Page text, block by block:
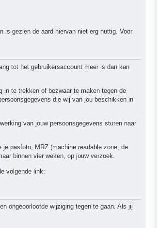
is gezien de aard hiervan niet erg nuttig. Voor
tot het gebruikersaccount meer is dan kan
in te trekken of bezwaar te maken tegen de
die wij van jou beschikken in
van jouw persoonsgegevens sturen naar
pasfoto, MRZ (machine readable zone, de
binnen vier weken, op jouw verzoek.
volgende link:
ongeoorloofde wijziging tegen te gaan. Als jij